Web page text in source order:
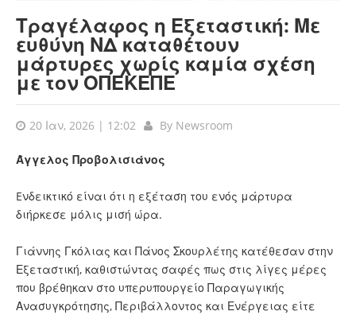
Τραγέλαφος η Εξεταστική: Με
ευθύνη ΝΔ καταθέτουν
μάρτυρες χωρίς καμία σχέση
με τον ΟΠΕΚΕΠΕ
20 Ιαν, 2026 | 12:02 By Newsroom
Άγγελος Προβολισιάνος
Eνδεικτικό είναι ότι η εξέταση του ενός μάρτυρα
διήρκεσε μόλις μισή ώρα.
Γιάννης Γκόλιας και Πάνος Σκουρλέτης κατέθεσαν στην
Εξεταστική, καθιστώντας σαφές πως στις λίγες μέρες
που βρέθηκαν στο υπερυπουργείο Παραγωγικής
Ανασυγκρότησης, Περιβάλλοντος και Ενέργειας είτε